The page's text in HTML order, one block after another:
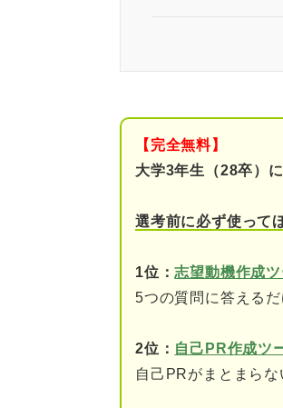
人事
人事の志望
ステ
ステ
ステ
【完全無料】
大学3年生（28卒）
選考前に必ず使って
1位：志望動機作成
5つの質問に答える
2位： 自己PR作成ツ
自己PRがまとまら